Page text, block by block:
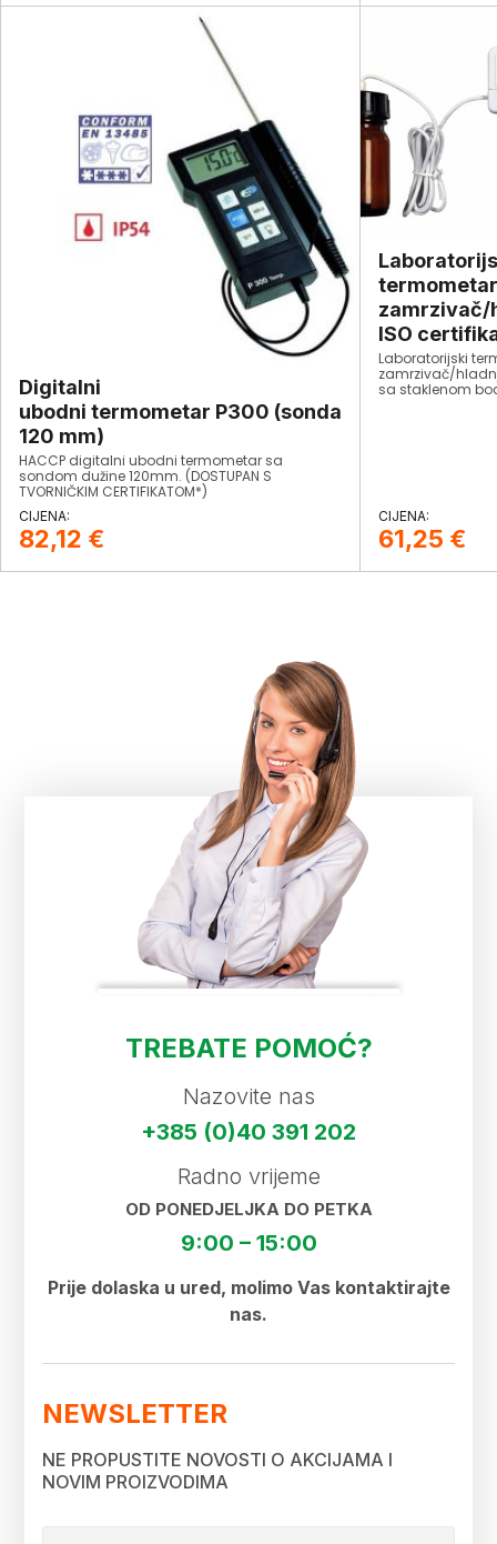
Digitalni
ubodni termometar P300 (sonda
120 mm)
HACCP digitalni ubodni termometar sa
sondom dužine 120mm. (DOSTUPAN S
TVORNIČKIM CERTIFIKATOM*)
82,12 €
zamrzivač/
ISO
Laboratorijski
zamrzivač/
sa staklenom
61,25 €
TREBATE POMOĆ?
Nazovite nas
+385 (0)40 391 202
Radno vrijeme
OD PONEDJELJKA DO PETKA
9:00 – 15:00
Prije dolaska u ured, molimo Vas kontaktirajte
nas.
NEWSLETTER
NE PROPUSTITE NOVOSTI O AKCIJAMA I
NOVIM PROIZVODIMA